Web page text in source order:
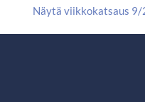
Näytä viikkokatsaus